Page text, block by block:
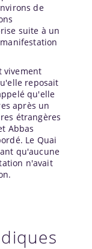
de
suite à un
vivement
reposait
qu'elle
après un
étrangères
Abbas
Le Quai
qu'aucune
n'avait